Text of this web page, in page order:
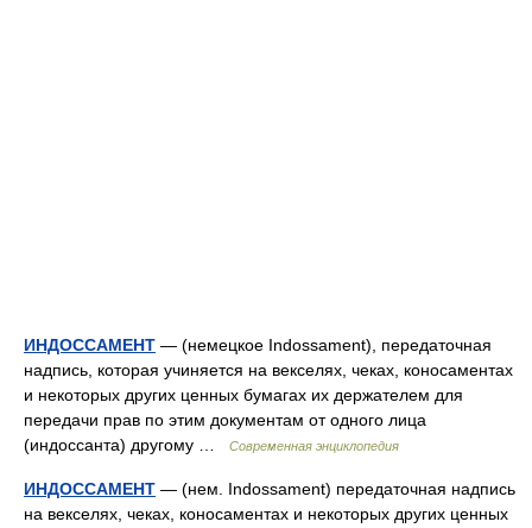
ИНДОССАМЕНТ — (немецкое Indossament), передаточная
надпись, которая учиняется на векселях, чеках, коносаментах
и некоторых других ценных бумагах их держателем для
передачи прав по этим документам от одного лица
(индоссанта) другому …
Современная энциклопедия
ИНДОССАМЕНТ — (нем. Indossament) передаточная надпись
на векселях, чеках, коносаментах и некоторых других ценных